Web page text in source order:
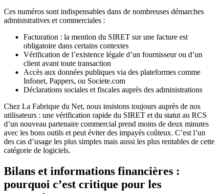
Ces numéros sont indispensables dans de nombreuses démarches
administratives et commerciales :
Facturation : la mention du SIRET sur une facture est
obligatoire dans certains contextes
Vérification de l’existence légale d’un fournisseur ou d’un
client avant toute transaction
Accès aux données publiques via des plateformes comme
Infonet, Pappers, ou Societe.com
Déclarations sociales et fiscales auprès des administrations
Chez La Fabrique du Net, nous insistons toujours auprès de nos
utilisateurs : une vérification rapide du SIRET et du statut au RCS
d’un nouveau partenaire commercial prend moins de deux minutes
avec les bons outils et peut éviter des impayés coûteux. C’est l’un
des cas d’usage les plus simples mais aussi les plus rentables de cette
catégorie de logiciels.
Bilans et informations financières :
pourquoi c’est critique pour les